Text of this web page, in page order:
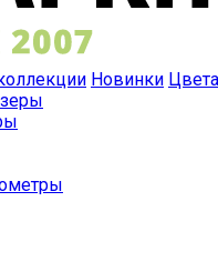
Новинки Цвета